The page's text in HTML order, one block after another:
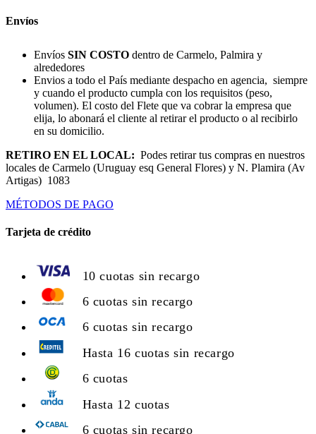
Envíos
Envíos SIN COSTO dentro de Carmelo, Palmira y
alrededores
Envios a todo el País mediante despacho en agencia, siempre
y cuando el producto cumpla con los requisitos (peso,
volumen). El costo del Flete que va cobrar la empresa que
elija, lo abonará el cliente al retirar el producto o al recibirlo
en su domicilio.
RETIRO EN EL LOCAL: Podes retirar tus compras en nuestros
locales de Carmelo (Uruguay esq General Flores) y N. Plamira (Av
Artigas) 1083
MÉTODOS DE PAGO
Tarjeta de crédito
10 cuotas sin recargo
6 cuotas sin recargo
6 cuotas sin recargo
Hasta 16 cuotas sin recargo
6 cuotas
Hasta 12 cuotas
6 cuotas sin recargo